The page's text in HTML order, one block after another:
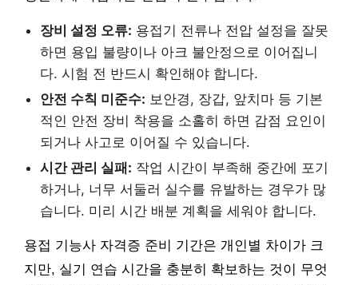
장비 설정 오류: 용접기 전류나 전압 설정을 잘못
하면 용입 불량이나 아크 불안정으로 이어집니
다. 시험 전 반드시 확인해야 합니다.
안전 수칙 미준수: 보안경, 장갑, 앞치마 등 기본
적인 안전 장비 착용을 소홀히 하면 감점 요인이
되거나 사고로 이어질 수 있습니다.
시간 관리 실패: 작업 시간이 부족해 중간에 포기
하거나, 너무 서둘러 실수를 유발하는 경우가 많
습니다. 미리 시간 배분 계획을 세워야 합니다.
용접 기능사 자격증 준비 기간은 개인별 차이가 크
지만, 실기 연습 시간을 충분히 확보하는 것이 무엇